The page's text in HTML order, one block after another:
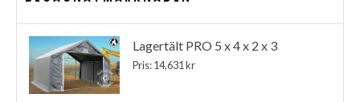
Lagertält PRO 5 x 4 x 2 x 3
Pris: 14,631 kr